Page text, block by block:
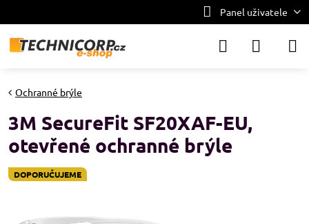
Panel uživatele
DOPORUČUJEME
Ochranné brýle
3M SecureFit SF20XAF-EU,
otevřené ochranné brýle